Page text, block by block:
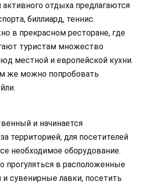
отдыха предлагаются
биллиард, теннис.
в прекрасном ресторане, где
туристам множество
местной и европейской кухни.
же можно попробовать
и начинается
территорией, для посетителей
необходимое оборудование.
прогуляться в расположенные
сувенирные лавки, посетить